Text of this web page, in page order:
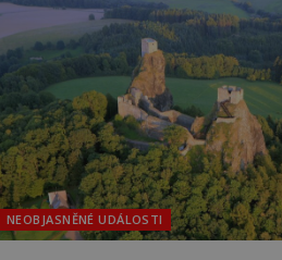
NEOBJASNĚNÉ UDÁLOSTI